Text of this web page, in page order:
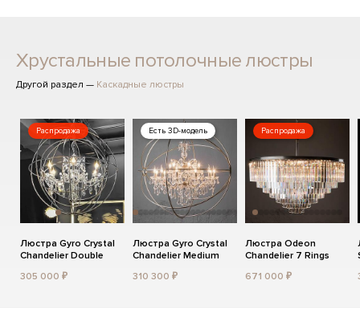
Хрустальные потолочные люстры
Другой раздел — Каскадные люстры
Распродажа
Люстра Gyro Crystal
Chandelier Double
305 000 ₽
Есть 3D-модель
Люстра Gyro Crystal
Chandelier Medium
310 300 ₽
Распродажа
Люстра Odeon
Chandelier 7 Rings
671 000 ₽